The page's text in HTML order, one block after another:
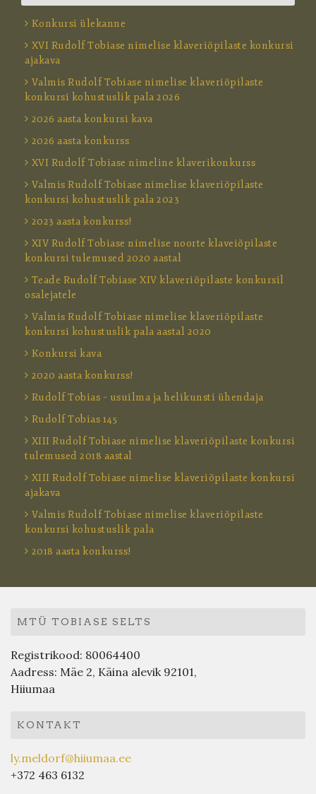
Konkursi ülekanne
XVI Rudolf Tobiase nimelise klaveriõpilaste konkursi
ajakava
Valmis Rudolf Tobiase nimelise klaveriõpilaste
konkursi kohustuslik pala 2026
2026 aasta konkursi kava
2026 aasta konkurss
XVI Rudolf Tobiase nimeline klaverikonkurss
Valmis Rudolf Tobiase nimelise klaveriõpilaste
konkursi kohustuslik pala 2023
2023 aasta konkurss!
XIV Rudolf Tobiase nimelise noorte klaveiõpilaste
konkursi tulemused 2020 aastal
Teade Rudolf Tobiase XIV klaveriõpilaste konkursil
osalejatele
Valmis Rudolf Tobiase nimelise klaveriõpilaste
konkursi kohustuslik pala aastal 2020
Konkursi kava
2020 aasta konkurss!
Rudolf Tobias – usuilma ja helikunsti ühendaja
Rudolf Tobias 145
XIII Rudolf Tobiase nimelise klaveriõpilaste konkursi
tulemused 2018 aastal
XIII Rudolf Tobiase nimelise klaveriõpilaste konkursi
ajakava
Valmis Rudolf Tobiase nimelise klaveriõpilaste
konkursi kohustuslik pala
2018 aasta konkurss!
MTÜ TOBIASE SELTS
Registrikood: 80064400
Aadress: Mäe 2, Käina alevik 92101,
Hiiumaa
KONTAKT
ly.meldorf@hiiumaa.ee
+372 463 6132